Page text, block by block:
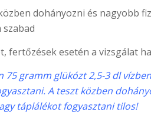
dohányozni és nagyobb
szabad
fertőzések esetén a vizsgálat
75 gramm glükózt 2,5-3 dl
A teszt közben
táplálékot fogyasztani tilos!